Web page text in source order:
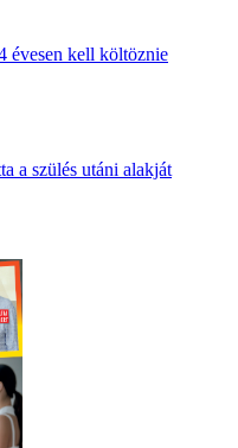
évesen kell költöznie
a szülés utáni alakját